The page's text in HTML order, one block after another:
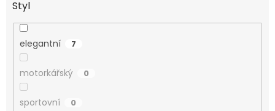
Styl
elegantní 7
motorkářský 0
sportovní 0